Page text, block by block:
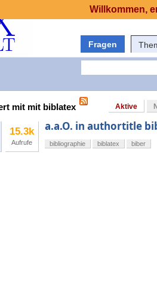
Fragen
mit mit biblatex Aktive
15.3k
Aufrufe
a.a.O. in authortitle
bibliographie biblatex biber
Willkommen,